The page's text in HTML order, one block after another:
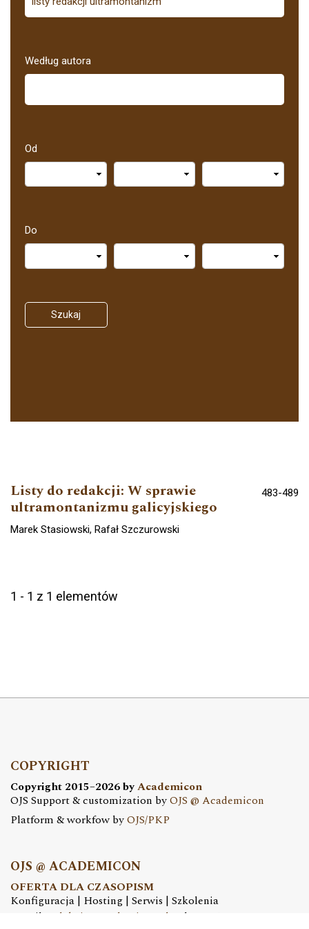
Według autora
Od
Do
Szukaj
Listy do redakcji: W sprawie
ultramontanizmu galicyjskiego
483-489
Marek Stasiowski, Rafał Szczurowski
1 - 1 z 1 elementów
COPYRIGHT
Copyright 2015–2026 byAcademicon
OJS Support & customization byOJS @ Academicon
Platform & workfow byOJS/PKP
OJS @ ACADEMICON
OFERTA DLA CZASOPISM
Konfiguracja | Hosting | Serwis | Szkolenia
e-mail:
redakcja@academicon.pl , tel.: +48 603 072 530